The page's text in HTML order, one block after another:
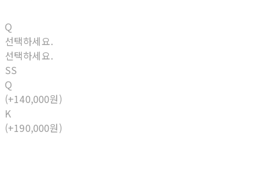
Q
선택하세요.
선택하세요.
SS
Q
(+140,000원)
K
(+190,000원)